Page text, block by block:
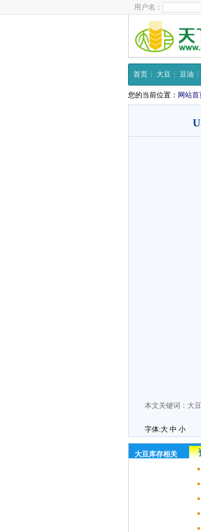
用户名：
首页 大豆 豆油
您的当前位置： 网站首
本文关键词： 大
字体:大 中 小
大豆库存相关